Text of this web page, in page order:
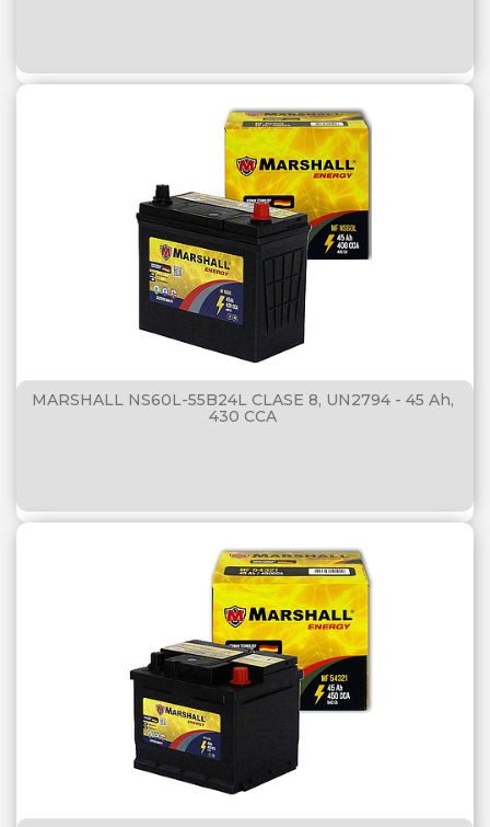
MARSHALL NS60L-55B24L CLASE 8, UN2794 - 45 Ah,
430 CCA